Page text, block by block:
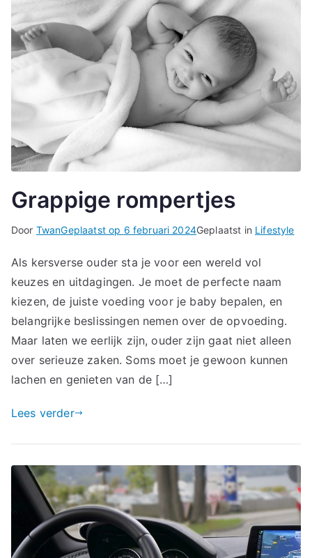
Grappige rompertjes
Door TwanGeplaatst op 6 februari 2024Geplaatst in Lifestyle
Als kersverse ouder sta je voor een wereld vol
keuzes en uitdagingen. Je moet de perfecte naam
kiezen, de juiste voeding voor je baby bepalen, en
belangrijke beslissingen nemen over de opvoeding.
Maar laten we eerlijk zijn, ouder zijn gaat niet alleen
over serieuze zaken. Soms moet je gewoon kunnen
lachen en genieten van de […]
Lees verder